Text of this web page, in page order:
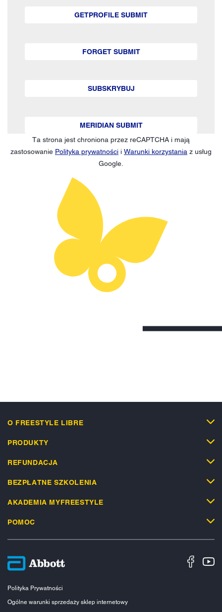
GETPROFILE SUBMIT
FORGET SUBMIT
SUBSKRYBUJ
MERIDIAN SUBMIT
Ta strona jest chroniona przez reCAPTCHA i mają
zastosowanie Polityka prywatności i Warunki korzystania z usług
Google.
O FREESTYLE LIBRE
PRODUKTY
REFUNDACJA
BEZPŁATNE SZKOLENIA
AKADEMIA MYFREESTYLE
POMOC
Polityka Prywatności
Ogólne warunki sprzedaży sklep internetowy